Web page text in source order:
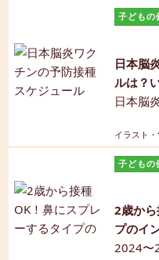
スウイ
くかぜ
事で
接種時
す。【
イラスト・
日本脳
ルは？
日本脳
より日
りにく
蚊を媒
動が
いわれ
炎ワク
ついて
子どもの
2歳か
プのイ
2024〜
子どもの